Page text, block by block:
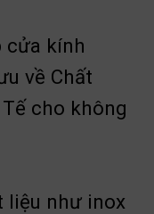
cửa kính
về Chất
cho không
liệu như inox